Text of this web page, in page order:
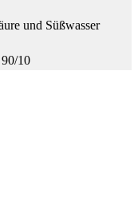
und Süßwasser
10